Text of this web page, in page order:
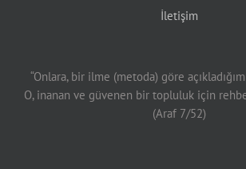
İletişim
“Onlara, bir ilme (metoda) göre
O, inanan ve güvenen bir topluluk için
(Araf 7/52)